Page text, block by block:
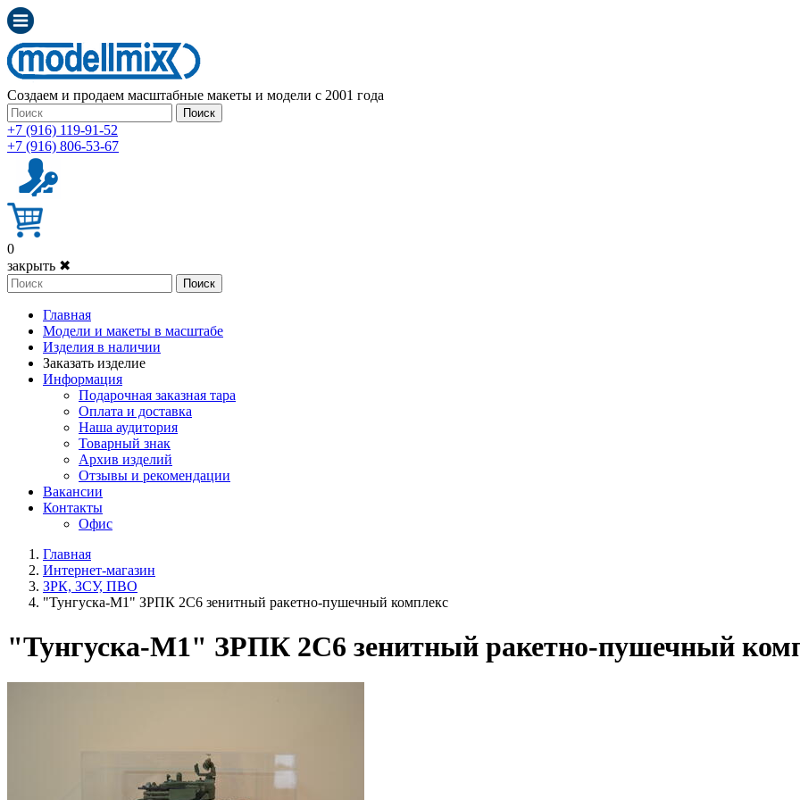
Создаем и продаем масштабные макеты и модели с 2001 года
Поиск
+7 (916) 119-91-52
+7 (916) 806-53-67
0
закрыть ✖
Поиск
Главная
Модели и макеты в масштабе
Изделия в наличии
Заказать изделие
Информация
Подарочная заказная тара
Оплата и доставка
Наша аудитория
Товарный знак
Архив изделий
Отзывы и рекомендации
Вакансии
Контакты
Офис
Главная
Интернет-магазин
ЗРК, ЗСУ, ПВО
"Тунгуска-М1" ЗРПК 2С6 зенитный ракетно-пушечный комплекс
"Тунгуска-М1" ЗРПК 2С6 зенитный ракетно-пушечный